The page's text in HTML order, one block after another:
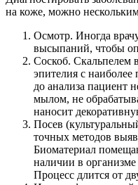
на коже, можно
Осмотр. Иногда
высыпаний, чтобы
Соскоб. Скальпелем
эпителия с наиболее
до анализа пациент
мылом, не
наносит
Посев
точных методов
Биоматериал
наличии в
Процесс длится от